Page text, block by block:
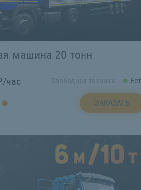
машина 20 тонн
час
ЗАКАЗАТЬ